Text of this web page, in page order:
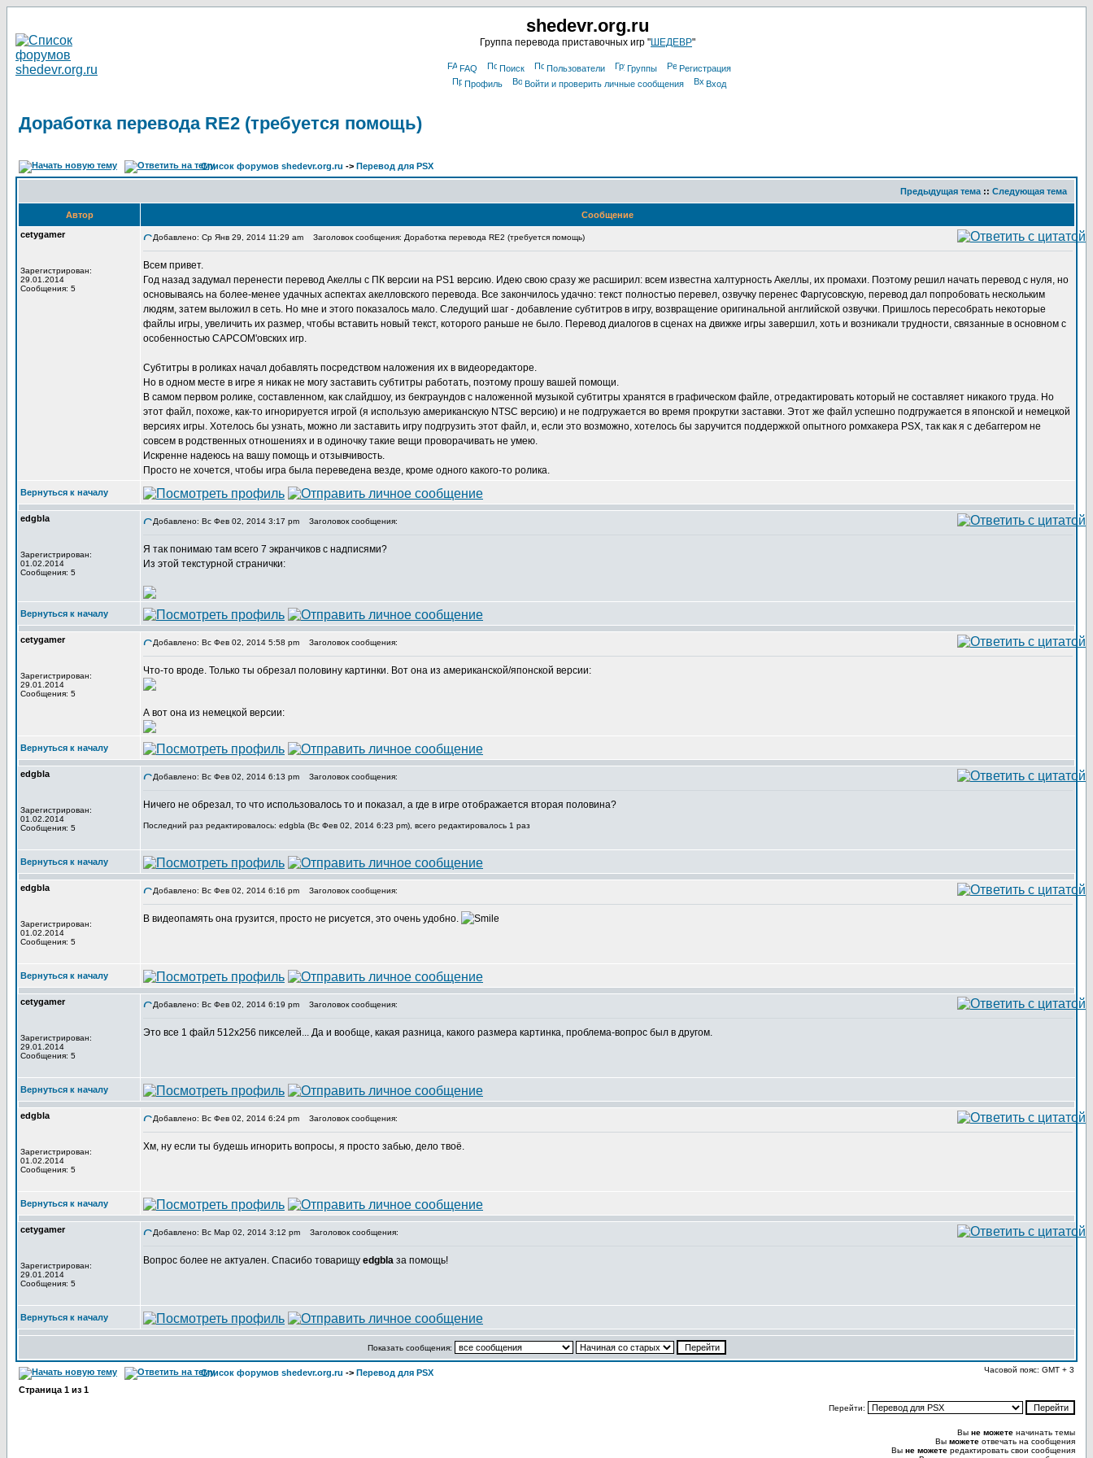
shedevr.org.ru
Группа перевода приставочных игр "ШЕДЕВР"
FAQ Поиск Пользователи Группы
Регистрация
Профиль
Войти и проверить личные сообщения Вход
Доработка перевода RE2 (требуется помощь)
Список форумов shedevr.org.ru -> Перевод для PSX
Предыдущая тема :: Следующая тема
Автор
Сообщение
cetygamer
Зарегистрирован:
29.01.2014
Сообщения: 5
Добавлено: Ср Янв 29, 2014 11:29 am Заголовок сообщения: Доработка перевода RE2 (требуется помощь)
Всем привет.
Год назад задумал перенести перевод Акеллы с ПК версии на PS1 версию. Идею свою сразу же расширил: всем известна халтурность Акеллы, их промахи. Поэтому решил начать перевод с нуля, но
основываясь на более-менее удачных аспектах акелловского перевода. Все закончилось удачно: текст полностью перевел, озвучку перенес Фаргусовскую, перевод дал попробовать нескольким
людям, затем выложил в сеть. Но мне и этого показалось мало. Следущий шаг - добавление субтитров в игру, возвращение оригинальной английской озвучки. Пришлось пересобрать некоторые
файлы игры, увеличить их размер, чтобы вставить новый текст, которого раньше не было. Перевод диалогов в сценах на движке игры завершил, хоть и возникали трудности, связанные в основном с
особенностью CAPCOM'овских игр.
Субтитры в роликах начал добавлять посредством наложения их в видеоредакторе.
Но в одном месте в игре я никак не могу заставить субтитры работать, поэтому прошу вашей помощи.
В самом первом ролике, составленном, как слайдшоу, из бекграундов с наложенной музыкой субтитры хранятся в графическом файле, отредактировать который не составляет никакого труда. Но
этот файл, похоже, как-то игнорируется игрой (я использую американскую NTSC версию) и не подгружается во время прокрутки заставки. Этот же файл успешно подгружается в японской и немецкой
версиях игры. Хотелось бы узнать, можно ли заставить игру подгрузить этот файл, и, если это возможно, хотелось бы заручится поддержкой опытного ромхакера PSX, так как я с дебаггером не
совсем в родственных отношениях и в одиночку такие вещи проворачивать не умею.
Искренне надеюсь на вашу помощь и отзывчивость.
Просто не хочется, чтобы игра была переведена везде, кроме одного какого-то ролика.
Вернуться к началу
edgbla
Зарегистрирован:
01.02.2014
Сообщения: 5
Добавлено: Вс Фев 02, 2014 3:17 pm Заголовок сообщения:
Я так понимаю там всего 7 экранчиков с надписями?
Из этой текстурной странички:
Вернуться к началу
cetygamer
Зарегистрирован:
29.01.2014
Сообщения: 5
Добавлено: Вс Фев 02, 2014 5:58 pm Заголовок сообщения:
Что-то вроде. Только ты обрезал половину картинки. Вот она из американской/японской версии:
А вот она из немецкой версии:
Вернуться к началу
edgbla
Зарегистрирован:
01.02.2014
Сообщения: 5
Добавлено: Вс Фев 02, 2014 6:13 pm Заголовок сообщения:
Ничего не обрезал, то что использовалось то и показал, а где в игре отображается вторая половина?
Последний раз редактировалось: edgbla (Вс Фев 02, 2014 6:23 pm), всего редактировалось 1 раз
Вернуться к началу
edgbla
Зарегистрирован:
01.02.2014
Сообщения: 5
Добавлено: Вс Фев 02, 2014 6:16 pm Заголовок сообщения:
В видеопамять она грузится, просто не рисуется, это очень удобно.
Вернуться к началу
cetygamer
Зарегистрирован:
29.01.2014
Сообщения: 5
Добавлено: Вс Фев 02, 2014 6:19 pm Заголовок сообщения:
Это все 1 файл 512х256 пикселей... Да и вообще, какая разница, какого размера картинка, проблема-вопрос был в другом.
Вернуться к началу
edgbla
Зарегистрирован:
01.02.2014
Сообщения: 5
Добавлено: Вс Фев 02, 2014 6:24 pm Заголовок сообщения:
Хм, ну если ты будешь игнорить вопросы, я просто забью, дело твоё.
Вернуться к началу
cetygamer
Зарегистрирован:
29.01.2014
Сообщения: 5
Добавлено: Вс Мар 02, 2014 3:12 pm Заголовок сообщения:
Вопрос более не актуален. Спасибо товарищу edgbla за помощь!
Вернуться к началу
Показать сообщения:
Список форумов shedevr.org.ru -> Перевод для PSX Часовой пояс: GMT + 3
Страница 1 из 1
Перейти:
Вы не можете начинать темы
Вы можете отвечать на сообщения
Вы не можете редактировать свои сообщения